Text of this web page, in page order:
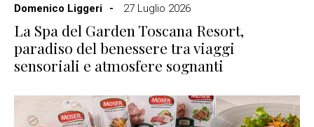
Domenico Liggeri
27 Luglio 2026
La Spa del Garden Toscana Resort,
paradiso del benessere tra viaggi
sensoriali e atmosfere sognanti